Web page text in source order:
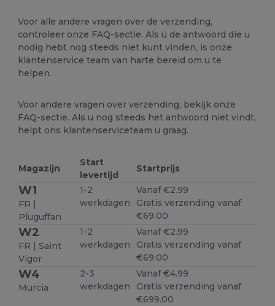
Voor alle andere vragen over de verzending,
controleer onze FAQ-sectie. Als u de antwoord die u
nodig hebt nog steeds niet kunt vinden, is onze
klantenservice team van harte bereid om u te
helpen.
Voor andere vragen over verzending, bekijk onze
FAQ-sectie. Als u nog steeds het antwoord niet vindt,
helpt ons klantenserviceteam u graag.
Magazijn
Start
levertijd
Startprijs
W1
FR |
Pluguffan
1-2
werkdagen
Vanaf €2.99
Gratis verzending vanaf
€69.00
W2
FR | Saint
Vigor
1-2
werkdagen
Vanaf €2.99
Gratis verzending vanaf
€69.00
W4
Murcia
2-3
werkdagen
Vanaf €4.99
Gratis verzending vanaf
€699.00